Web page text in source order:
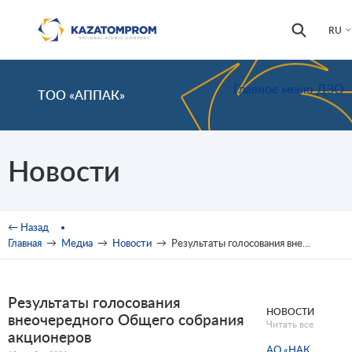
RU
Форма
Поиск
ТОО «АППАК» Главное меню ДЗО
Новости
Вы здесь
← Назад
Главная → Медиа → Новости → Результаты голосования внеочередного Общего собрания акционеров
Результаты голосования
внеочередного Общего собрания
акционеров
НОВОСТИ
Читать все